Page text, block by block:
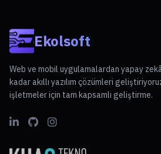
topluma katkıda bulunma bilincini
toplum yaratma arzusu taşımaktadır.
ve öğretileri, bireylerin yaşam
dersler içermektedir.
Ekolsoft
Web ve mobil uygulamalardan yapay
kadar akıllı yazılım çözümleri
işletmeler için tam kapsamlı geliştirme.